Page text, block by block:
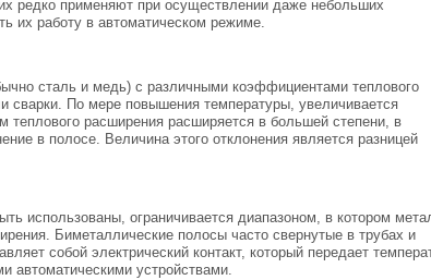
редко применяют при осуществлении даже небольших
их работу в автоматическом режиме.
сталь и медь) с различными коэффициентами теплового
сварки. По мере повышения температуры, увеличивается
расширения расширяется в большей степени, в
в полосе. Величина этого отклонения является разницей
использованы, ограничивается диапазоном, в котором
Биметаллические полосы часто свернутые в трубах и
собой электрический контакт, который передает
автоматическими устройствами.